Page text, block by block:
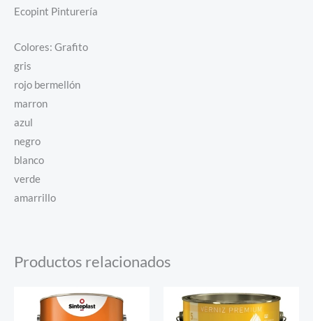
Ecopint Pinturería
Colores: Grafito
gris
rojo bermellón
marron
azul
negro
blanco
verde
amarrillo
Productos relacionados
producto